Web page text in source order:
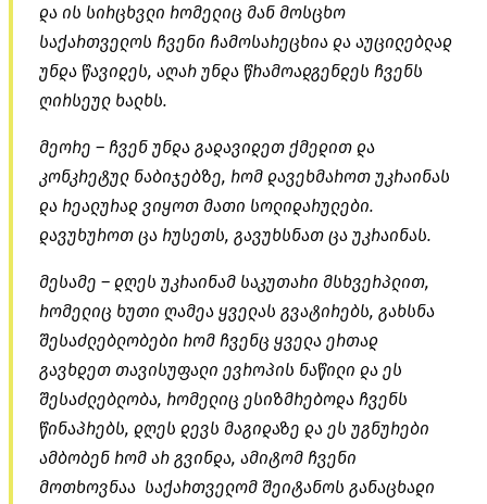
და ის სირცხვლი რომელიც მან მოსცხო
საქართველოს ჩვენი ჩამოსარეცხია და აუცილებლად
უნდა წავიდეს, აღარ უნდა წრამოადგენდეს ჩვენს
ღირსეულ ხალხს.
მეორე – ჩვენ უნდა გადავიდეთ ქმედით და
კონკრეტულ ნაბიჯებზე, რომ დავეხმაროთ უკრაინას
და რეალურად ვიყოთ მათი სოლიდარულები.
დავუხუროთ ცა რუსეთს, გავუხსნათ ცა უკრაინას.
მესამე – დღეს უკრაინამ საკუთარი მსხვერპლით,
რომელიც ხუთი ღამეა ყველას გვატირებს, გახსნა
შესაძლებლობები რომ ჩვენც ყველა ერთად
გავხდეთ თავისუფალი ევროპის ნაწილი და ეს
შესაძლებლობა, რომელიც ესიზმრებოდა ჩვენს
წინაპრებს, დღეს დევს მაგიდაზე და ეს უგნურები
ამბობენ რომ არ გვინდა, ამიტომ ჩვენი
მოთხოვნაა საქართველომ შეიტანოს განაცხადი